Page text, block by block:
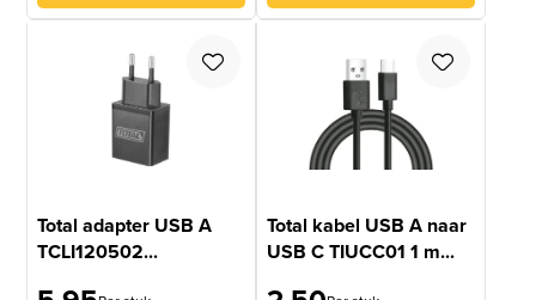
Total adapter USB A
TCLI120502...
Total kabel USB A naar
USB C TIUCC01 1 m...